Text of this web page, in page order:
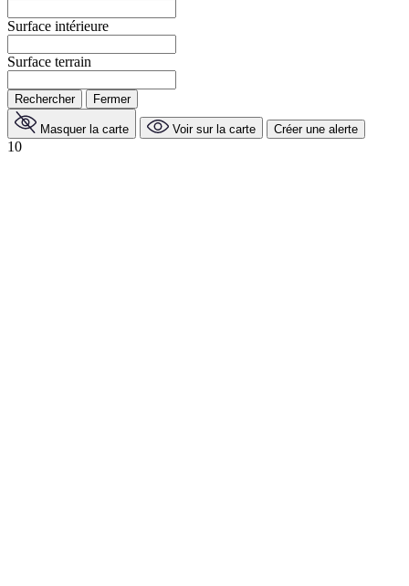
Surface intérieure
Surface terrain
Rechercher Fermer
Masquer la carte Voir sur la carte Créer une alerte
10